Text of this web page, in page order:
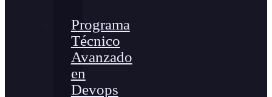
Programa
Técnico
Avanzado
en
Devops